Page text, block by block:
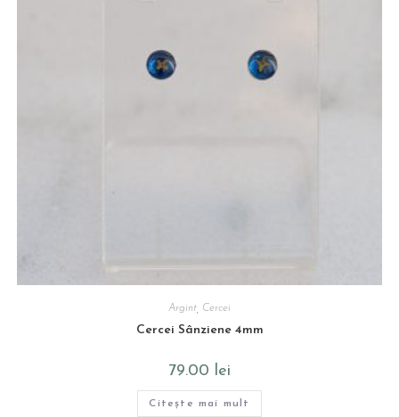
Argint Cercei
Cercei Sânziene 4mm
79.00 lei
Citește mai mult